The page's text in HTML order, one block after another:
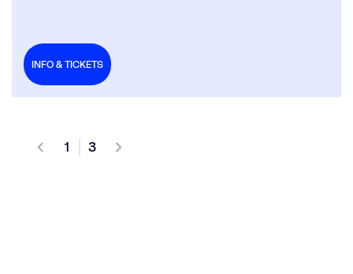
INFO & TICKETS
1 3